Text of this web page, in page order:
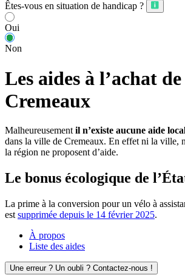
Êtes-vous en situation de handicap ?
Oui
Non
Les aides à l’achat
Cremeaux
Malheureusement il n’existe aucune aide
dans la ville de Cremeaux. En effet ni la ville,
la région ne proposent d’aide.
Le bonus écologique de
La prime à la conversion pour un vélo à
est supprimée depuis le 14 février 2025.
À propos
Liste des aides
Une erreur ? Un oubli ? Contactez-nous !